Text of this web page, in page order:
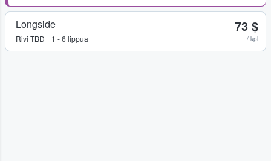
Longside
Rivi TBD 1 - 6 lippua
73 $
/ kpl